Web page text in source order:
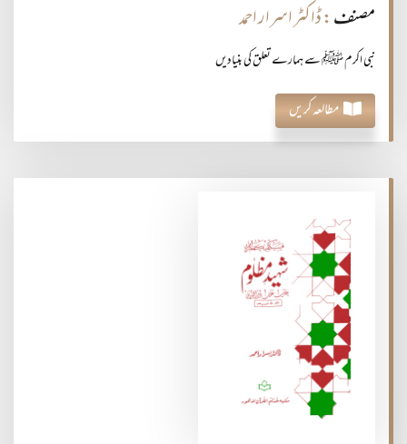
مصنف: ڈاکٹر اسرار احمد
نبی اکرم ﷺ سے ہمارے تعلق کی بنیادیں
مطالعہ کریں